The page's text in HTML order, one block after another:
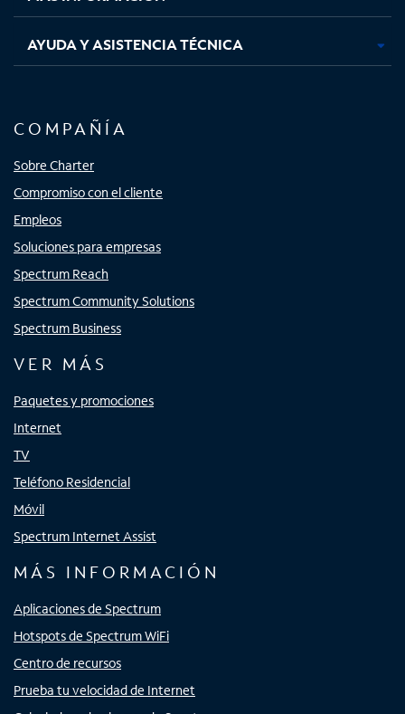
AYUDA Y ASISTENCIA TÉCNICA
COMPAÑÍA
Sobre Charter
Compromiso con el cliente
Empleos
Soluciones para empresas
Spectrum Reach
Spectrum Community Solutions
Spectrum Business
VER MÁS
Paquetes y promociones
Internet
TV
Teléfono Residencial
Móvil
Spectrum Internet Assist
MÁS INFORMACIÓN
Aplicaciones de Spectrum
Hotspots de Spectrum WiFi
Centro de recursos
Prueba tu velocidad de Internet